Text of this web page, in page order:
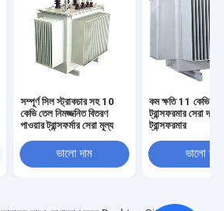
সম্পূর্ণ সিল স্ট্রাকচার সহ 10
কেভি তেল নিমজ্জনিত বিতরণ
পাওয়ার ট্রান্সফর্মার সেরা মূল্য
ভালো দাম
কম ক্ষতি 11 কেভি
ট্রান্সফরমার সেরা দাম
ট্রান্সফরমার
ভালো দাম